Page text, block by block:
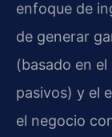
enfoque de
de generar
(basado en
pasivos) y el
el negocio